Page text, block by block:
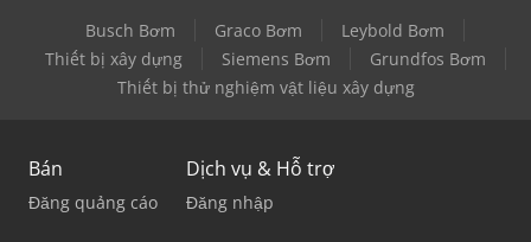
Busch Bơm Graco Bơm
Leybold Bơm
Thiết bị xây dựng
Siemens Bơm
Grundfos Bơm
Thiết bị thử nghiệm vật liệu xây dựng
Bán
Đăng quảng cáo
Dịch vụ & Hỗ trợ
Đăng nhập